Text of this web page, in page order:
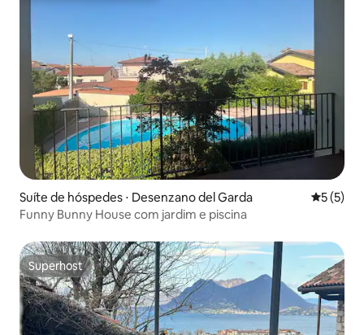
Suíte de hóspedes ⋅ Desenzano del Garda 5 de
5 (5)
Funny Bunny House com jardim e piscina
Superhost
Superhost